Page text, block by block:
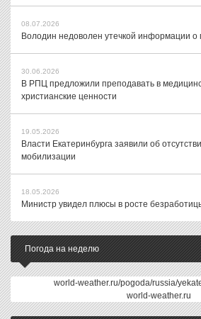
08.07.2026
Володин недоволен утечкой информации о
30.06.2026
В РПЦ предложили преподавать в
христианские ценности
19.05.2026
Власти Екатеринбурга заявили об
мобилизации
18.05.2026
Министр увидел плюсы в росте
Погода на неделю
world-weather.ru/pogoda/russia/
world-weather.ru